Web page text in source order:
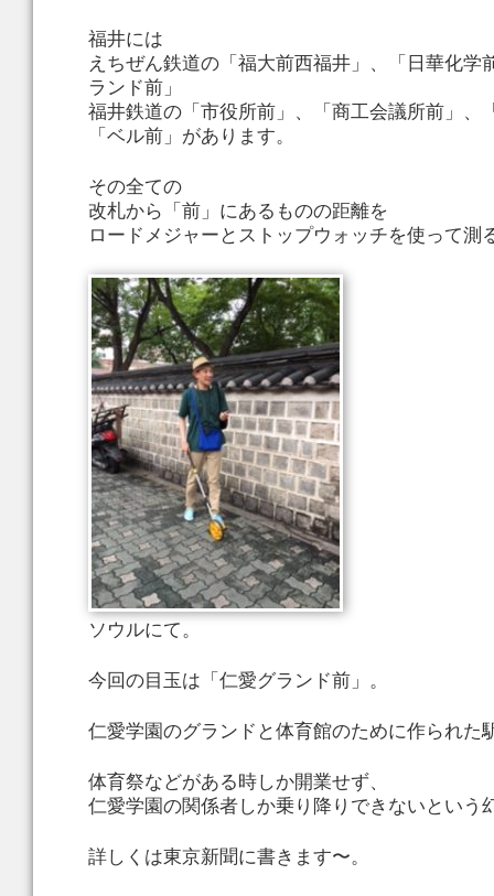
福井には
えちぜん鉄道の「福大前西福井」、「日華化学
ランド前」
福井鉄道の「市役所前」、「商工会議所前」、
「ベル前」があります。
その全ての
改札から「前」にあるものの距離を
ロードメジャーとストップウォッチを使って測
ソウルにて。
今回の目玉は「仁愛グランド前」。
仁愛学園のグランドと体育館のために作られた
体育祭などがある時しか開業せず、
仁愛学園の関係者しか乗り降りできないという
詳しくは東京新聞に書きます〜。